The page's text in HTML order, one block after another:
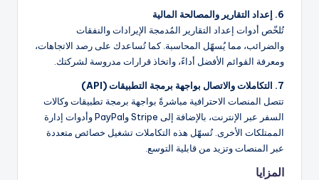
6. إعداد التقارير والمصالحة المالية
تُلخّص أدوات إعداد التقارير المُدمجة الإيرادات والنفقات
والضرائب، مما يُسهّل المحاسبة. كما تُساعدك على رصد الاتجاهات،
ومعرفة القوائم الأفضل أداءً، واتخاذ قرارات مدروسة لشركتك.
7. التكاملات والاتصال بواجهة برمجة التطبيقات (API)
تتصل المنصات الاحترافية مباشرةً بواجهة برمجة تطبيقات وكالات
السفر عبر الإنترنت، بالإضافة إلى Stripe وPayPal وأدوات إدارة
الممتلكات الأخرى. تُسهّل هذه التكاملات تشغيل خصائص متعددة
عبر المنصات وتزيد من قابلية التوسع.
المزايا